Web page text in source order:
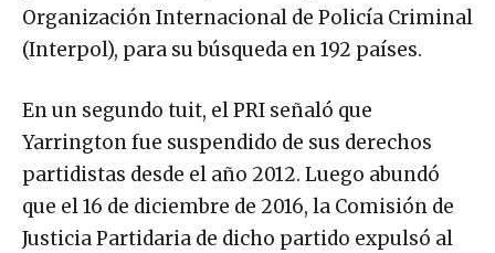
Organización Internacional de Policía Criminal
(Interpol), para su búsqueda en 192 países.
En un segundo tuit, el PRI señaló que
Yarrington fue suspendido de sus derechos
partidistas desde el año 2012. Luego abundó
que el 16 de diciembre de 2016, la Comisión de
Justicia Partidaria de dicho partido expulsó al